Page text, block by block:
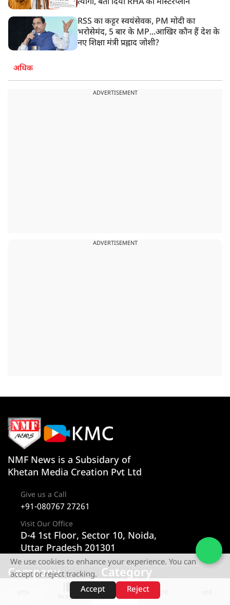
RSS का कट्टर स्वयंसेवक, PM मोदी का
भरोसेमंद, 5 बार के MP...आखिर कौन हैं देश के
नए शिक्षा मंत्री प्रह्लाद जोशी?
अधिक
ADVERTISEMENT
ADVERTISEMENT
वेब स्टोरीज़
NMF News is a Subsidary of
Khetan Media Creation Pvt Ltd
Give us a Call
+91-080767 27261
Visit Our Office
D-4 1st Floor, Sector 10, Noida,
Uttar Pradesh 201301
Company Category
न्यूज
We use cookies to enhance your experience. You can
accept or reject tracking.
Accept
Reject